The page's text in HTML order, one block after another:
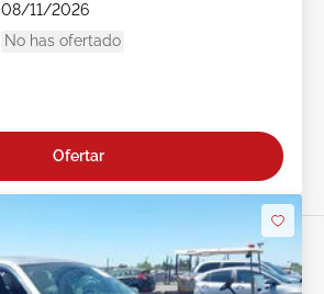
08/11/2026
No has ofertado
Ofertar